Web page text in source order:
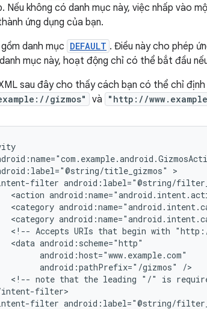
Nếu không có danh mục này, việc nhấp vào
ứng dụng của bạn.
danh mục DEFAULT . Điều này cho phép
mục này, hoạt động chỉ có thể bắt đầu
sau đây cho thấy cách bạn có thể chỉ
gizmos" và "http://
title_gizmos"
filter
<action
<category
<category
<!-- Accepts URIs that begin with
<data
android:pathPrefix="/gizmos"
<!-- note that the leading "/" is
filter